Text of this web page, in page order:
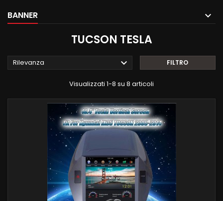
BANNER
TUCSON TESLA
Rilevanza  FILTRO
Visualizzati 1-8 su 8 articoli